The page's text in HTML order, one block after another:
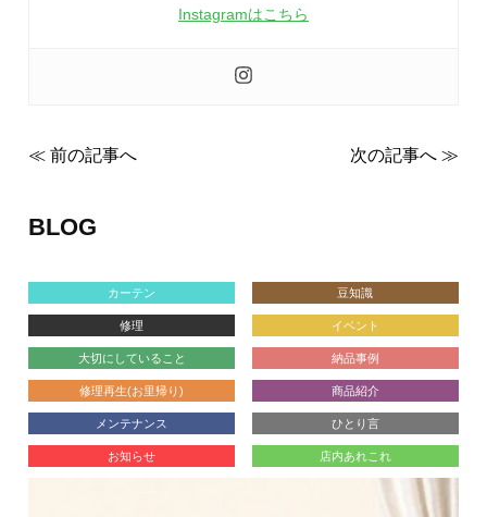
Instagramはこちら
≪ 前の記事へ 次の記事へ ≫
BLOG
カーテン 豆知識
修理 イベント
大切にしていること 納品事例
修理再生(お里帰り) 商品紹介
メンテナンス ひとり言
お知らせ 店内あれこれ